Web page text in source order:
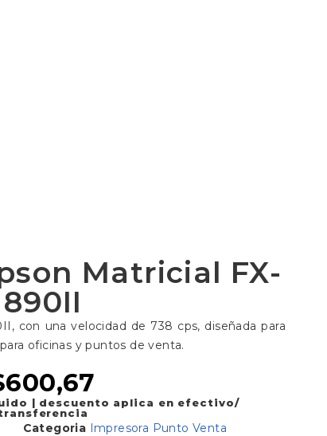
Matricial FX-
890II
con una velocidad de 738 cps, diseñada para
oficinas y puntos de venta.
600,67
| descuento aplica en efectivo/
Categoria Impresora Punto Venta